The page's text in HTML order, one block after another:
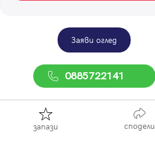
Заяви оглед
0885722141
запази сподели